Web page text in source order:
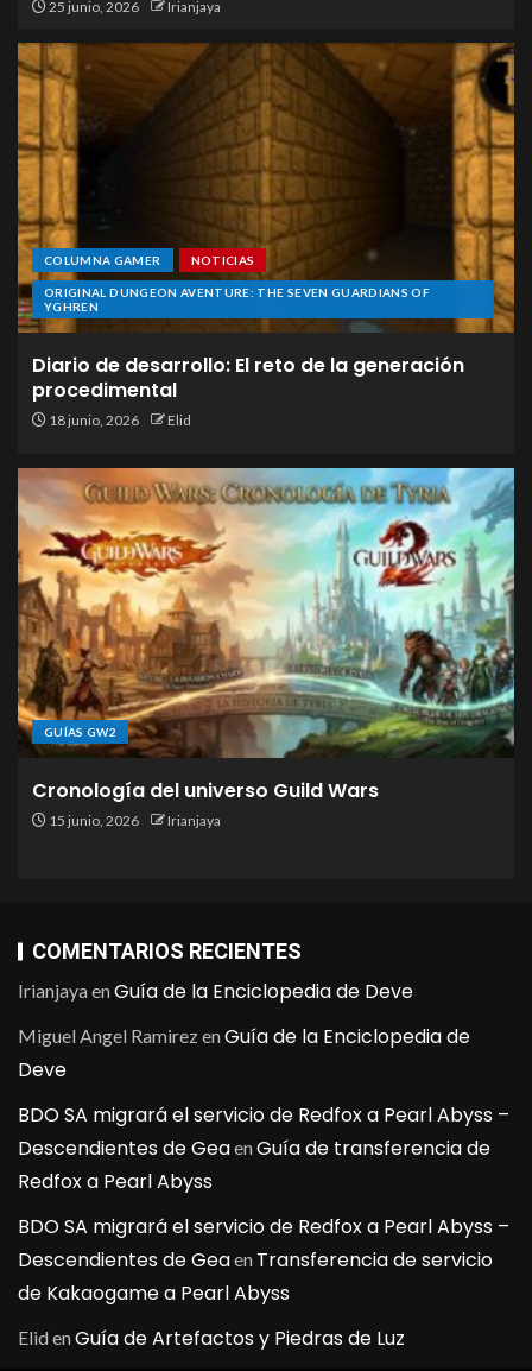
25 junio, 2026 Irianjaya
COLUMNA GAMER NOTICIAS
ORIGINAL DUNGEON AVENTURE: THE SEVEN GUARDIANS OF
YGHREN
Diario de desarrollo: El reto de la generación
procedimental
18 junio, 2026 Elid
GUÍAS GW2
Cronología del universo Guild Wars
15 junio, 2026 Irianjaya
COMENTARIOS RECIENTES
IrianjayaenGuía de la Enciclopedia de Deve
Miguel Angel RamirezenGuía de la Enciclopedia de
Deve
BDO SA migrará el servicio de Redfox a Pearl Abyss –
Descendientes de GeaenGuía de transferencia de
Redfox a Pearl Abyss
BDO SA migrará el servicio de Redfox a Pearl Abyss –
Descendientes de Geaen Transferencia de servicio
de Kakaogame a Pearl Abyss
ElidenGuía de Artefactos y Piedras de Luz